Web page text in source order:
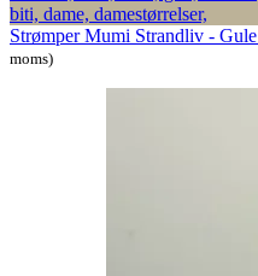
Strømper Mumi Strandliv - Gule
moms)